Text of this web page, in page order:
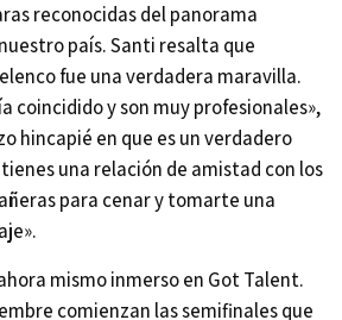
reconocidas del panorama
país. Santi resalta que
fue una verdadera maravilla.
coincidido y son muy profesionales»,
hincapié en que es un verdadero
una relación de amistad con los
para cenar y tomarte una
mismo inmerso en Got Talent.
comienzan las semifinales que